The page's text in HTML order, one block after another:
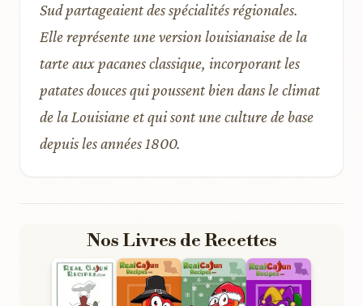
Sud partageaient des spécialités régionales.
Elle représente une version louisianaise de la
tarte aux pacanes classique, incorporant les
patates douces qui poussent bien dans le climat
de la Louisiane et qui sont une culture de base
depuis les années 1800.
Nos Livres de Recettes